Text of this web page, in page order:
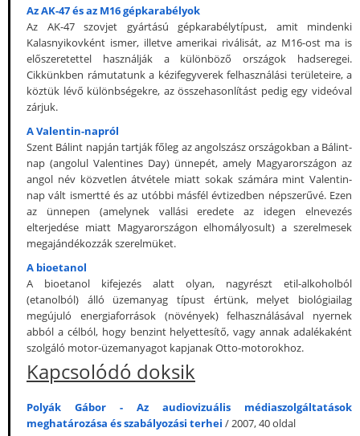
Az AK-47 és az M16 gépkarabélyok
Az AK-47 szovjet gyártású gépkarabélytípust, amit mindenki
Kalasnyikovként ismer, illetve amerikai riválisát, az M16-ost ma is
előszeretettel használják a különböző országok hadseregei.
Cikkünkben rámutatunk a kézifegyverek felhasználási területeire, a
köztük lévő különbségekre, az összehasonlítást pedig egy videóval
zárjuk.
A Valentin-napról
Szent Bálint napján tartják főleg az angolszász országokban a Bálint-
nap (angolul Valentines Day) ünnepét, amely Magyarországon az
angol név közvetlen átvétele miatt sokak számára mint Valentin-
nap vált ismertté és az utóbbi másfél évtizedben népszerűvé. Ezen
az ünnepen (amelynek vallási eredete az idegen elnevezés
elterjedése miatt Magyarországon elhomályosult) a szerelmesek
megajándékozzák szerelmüket.
A bioetanol
A bioetanol kifejezés alatt olyan, nagyrészt etil-alkoholból
(etanolból) álló üzemanyag típust értünk, melyet biológiailag
megújuló energiaforrások (növények) felhasználásával nyernek
abból a célból, hogy benzint helyettesítő, vagy annak adalékaként
szolgáló motor-üzemanyagot kapjanak Otto-motorokhoz.
Kapcsolódó doksik
Polyák Gábor - Az audiovizuális médiaszolgáltatások
meghatározása és szabályozási terhei / 2007, 40 oldal